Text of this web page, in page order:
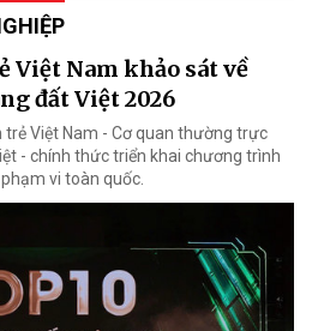
Việt Nam khảo sát về
đất Việt 2026
trẻ Việt Nam - Cơ quan thường trực
- chính thức triển khai chương trình
vi toàn quốc.